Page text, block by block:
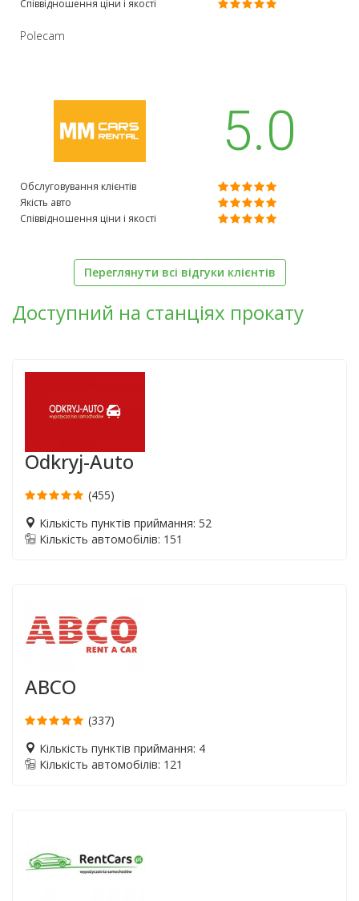
Співвідношення ціни і якості
Polecam
5.0
Обслуговування клієнтів
Якість авто
Співвідношення ціни і якості
Переглянути всі відгуки клієнтів
Доступний на станціях прокату
Odkryj-Auto
(455)
Кількість пунктів приймання: 52
Кількість автомобілів: 151
ABCO
(337)
Кількість пунктів приймання: 4
Кількість автомобілів: 121